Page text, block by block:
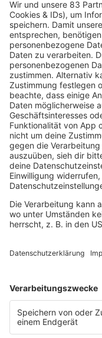
Nik
Ideal -
21.07.2025
Wham! -
Public
Song
Bruce &